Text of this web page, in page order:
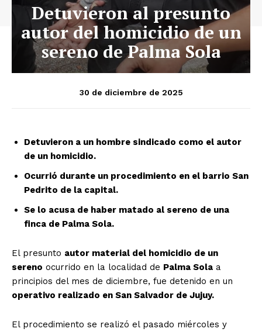
Detuvieron al presunto
autor del homicidio de un
sereno de Palma Sola
30 de diciembre de 2025
Detuvieron a un hombre sindicado como el autor
de un homicidio.
Ocurrió durante un procedimiento en el barrio San
Pedrito de la capital.
Se lo acusa de haber matado al sereno de una
finca de Palma Sola.
El presunto autor material del homicidio de un
sereno ocurrido en la localidad de Palma Sola a
principios del mes de diciembre, fue detenido en un
operativo realizado en San Salvador de Jujuy.
El procedimiento se realizó el pasado miércoles y